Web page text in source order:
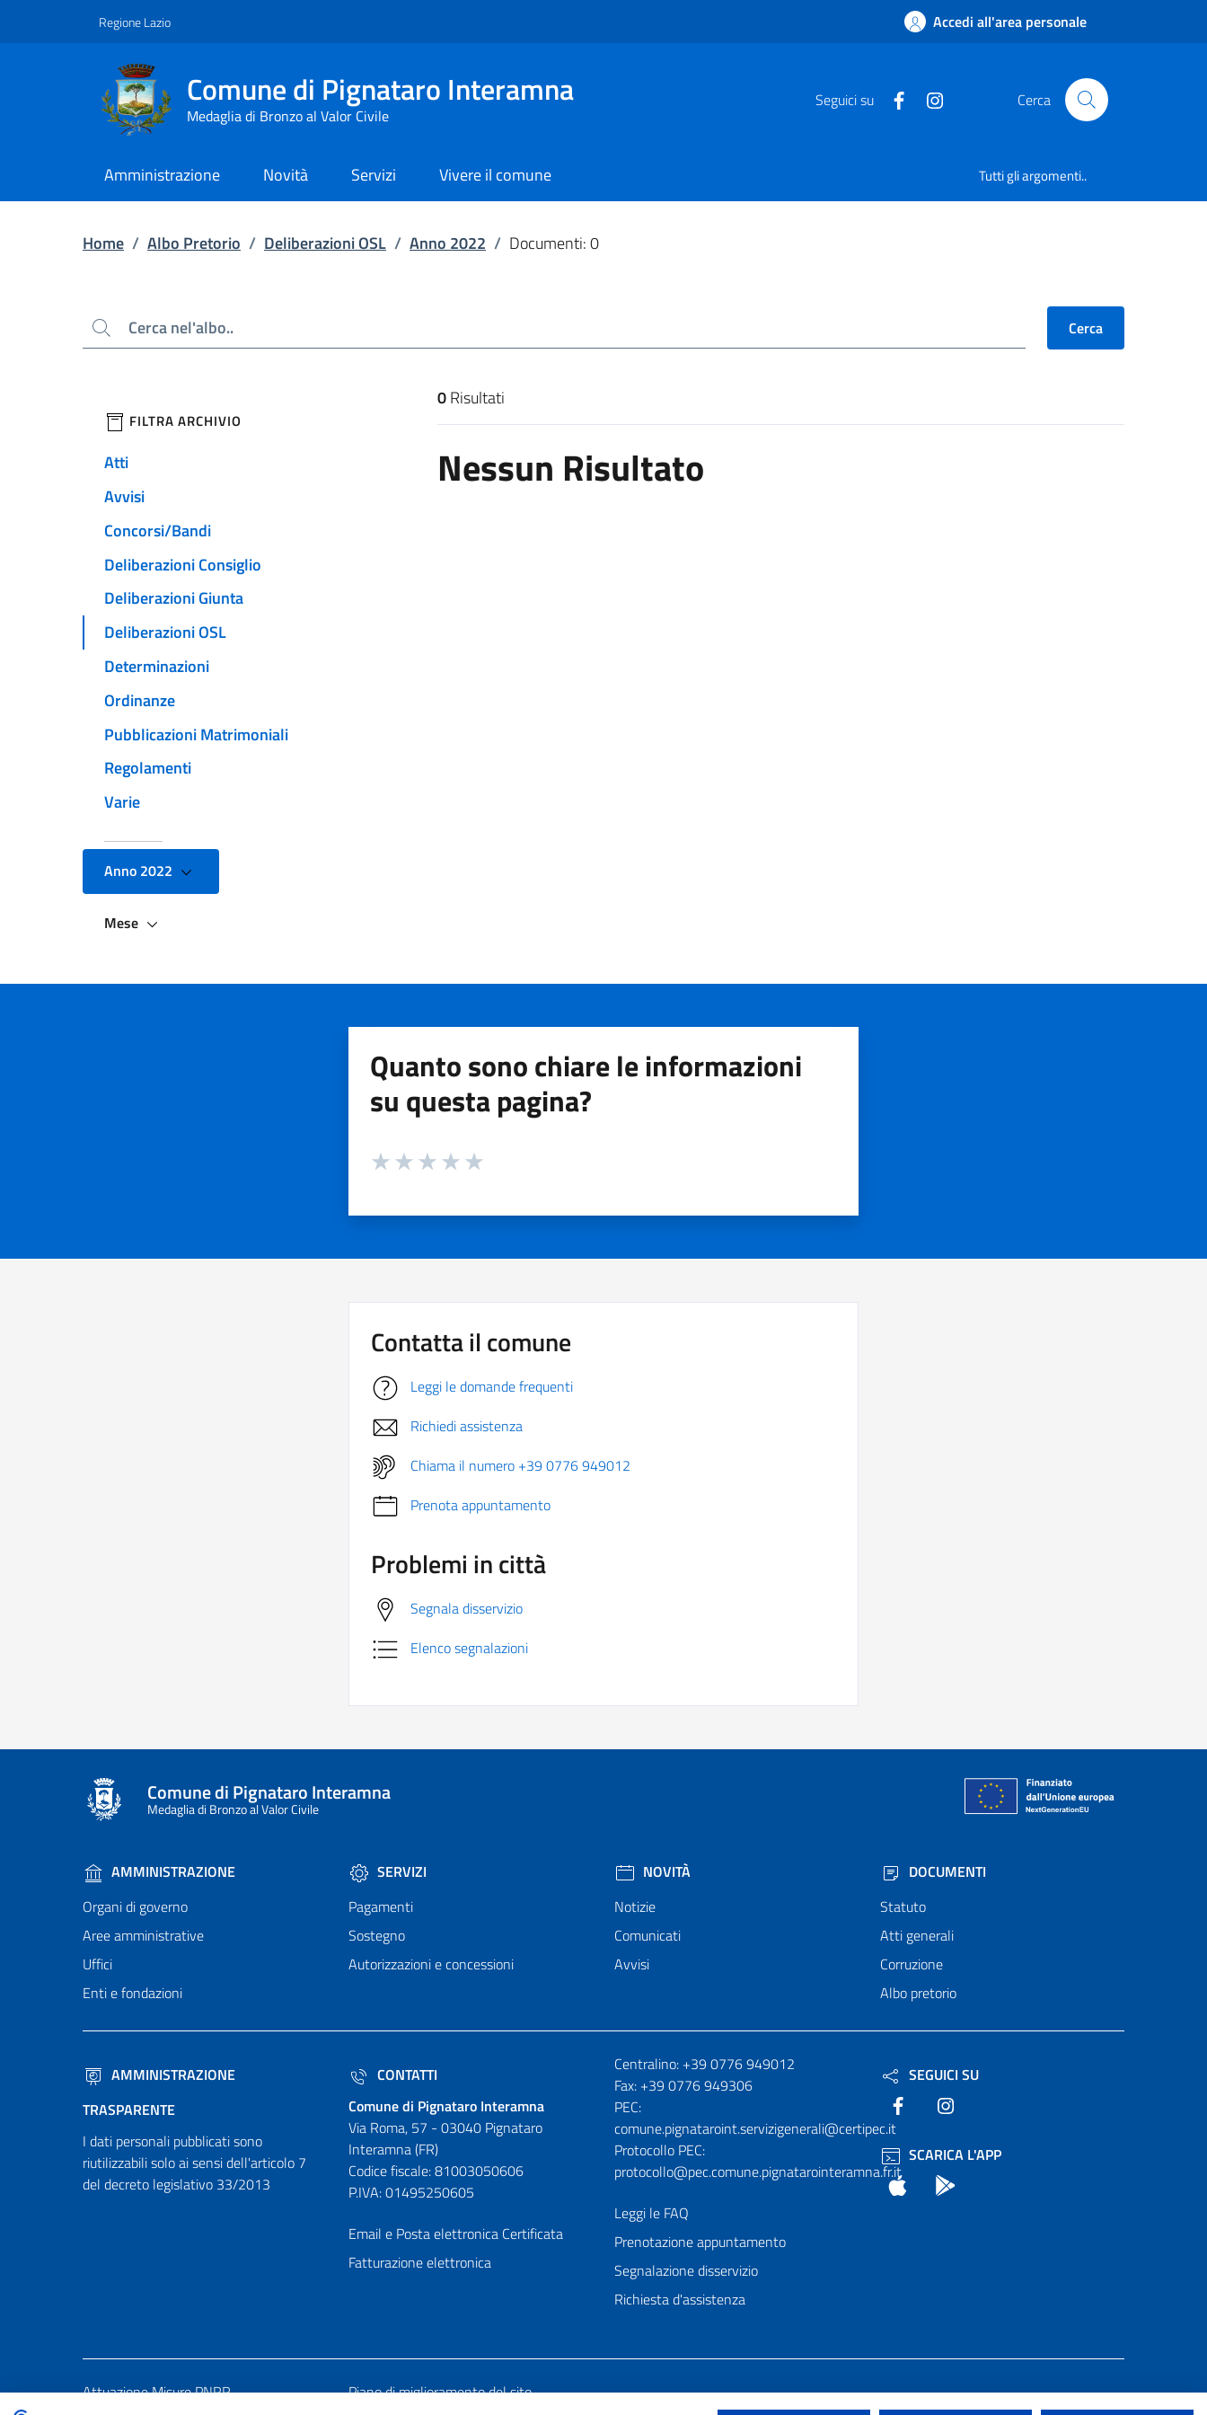
Regione Lazio Accedi all'area personale
Comune di Pignataro Interamna
Medaglia di Bronzo al Valor Civile
Seguici su Cerca
Amministrazione Novità Servizi Vivere il comune Tutti gli argomenti..
Home / Albo Pretorio / Deliberazioni OSL / Anno 2022 / Documenti: 0
Cerca Cerca
filtri da applicare
FILTRA ARCHIVIO
Atti
Avvisi
Concorsi/Bandi
Deliberazioni Consiglio
Deliberazioni Giunta
Deliberazioni OSL
Determinazioni
Ordinanze
Pubblicazioni Matrimoniali
Regolamenti
Varie
Anno 2022
Mese
Risultati di ricerca
0Risultati
Nessun Risultato
Quanto sono chiare le informazioni
su questa pagina?
Valuta da 1 a 5 stelle la pagina
Contatta il comune
Leggi le domande frequenti
Richiedi assistenza
Chiama il numero +39 0776 949012
Prenota appuntamento
Problemi in città
Segnala disservizio
Elenco segnalazioni
Comune di Pignataro Interamna
Medaglia di Bronzo al Valor Civile
AMMINISTRAZIONE
Organi di governo
Aree amministrative
Uffici
Enti e fondazioni
SERVIZI
Pagamenti
Sostegno
Autorizzazioni e concessioni
NOVITÀ
Notizie
Comunicati
Avvisi
DOCUMENTI
Statuto
Atti generali
Corruzione
Albo pretorio
AMMINISTRAZIONE
TRASPARENTE
I dati personali pubblicati sono
riutilizzabili solo ai sensi dell'articolo 7
del decreto legislativo 33/2013
CONTATTI
Comune di Pignataro Interamna
Via Roma, 57 - 03040 Pignataro
Interamna (FR)
Codice fiscale: 81003050606
P.IVA: 01495250605
Email e Posta elettronica Certificata
Fatturazione elettronica
Numeri utili
Centralino: +39 0776 949012
Fax: +39 0776 949306
PEC:
comune.pignataroint.servizigenerali@certipec.it
Protocollo PEC:
protocollo@pec.comune.pignatarointeramna.fr.it
Leggi le FAQ
Prenotazione appuntamento
Segnalazione disservizio
Richiesta d'assistenza
SEGUICI SU
Facebook
SCARICA L'APP
App Store
Attuazione Misure PNRR Piano di miglioramento del sito